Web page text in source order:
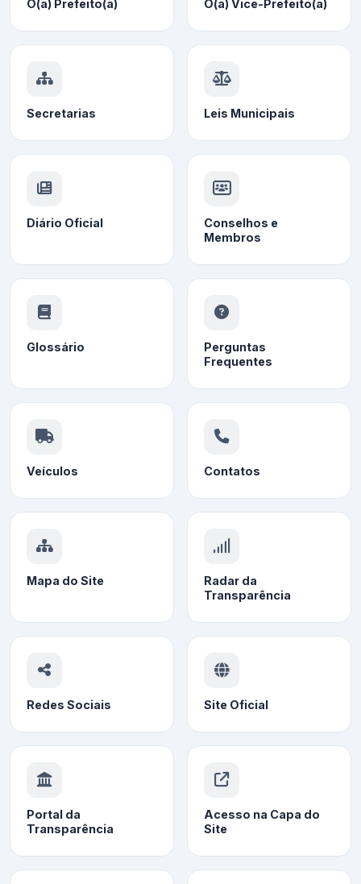
O(a) Prefeito(a) O(a) Vice-Prefeito(a)
Secretarias Leis Municipais
Diário Oficial
Conselhos e
Membros
Glossário
Perguntas
Frequentes
Veículos Contatos
Mapa do Site
Radar da
Transparência
Redes Sociais Site Oficial
Portal da
Transparência
Acesso na Capa do
Site